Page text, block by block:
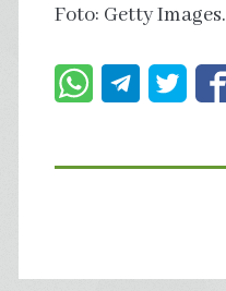
Foto: Getty Images.